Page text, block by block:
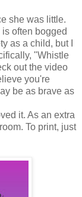
she was little.
often bogged
as a child, but I
"Whistle
out the video
you're
be as brave as
it. As an extra
To print, just